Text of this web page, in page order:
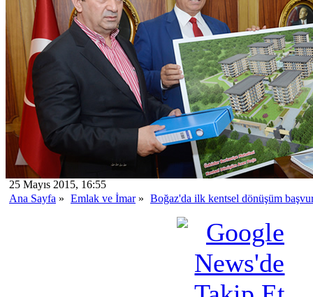
25 Mayıs 2015, 16:55
Ana Sayfa » Emlak ve İmar» Boğaz'da ilk kentsel dönüşüm